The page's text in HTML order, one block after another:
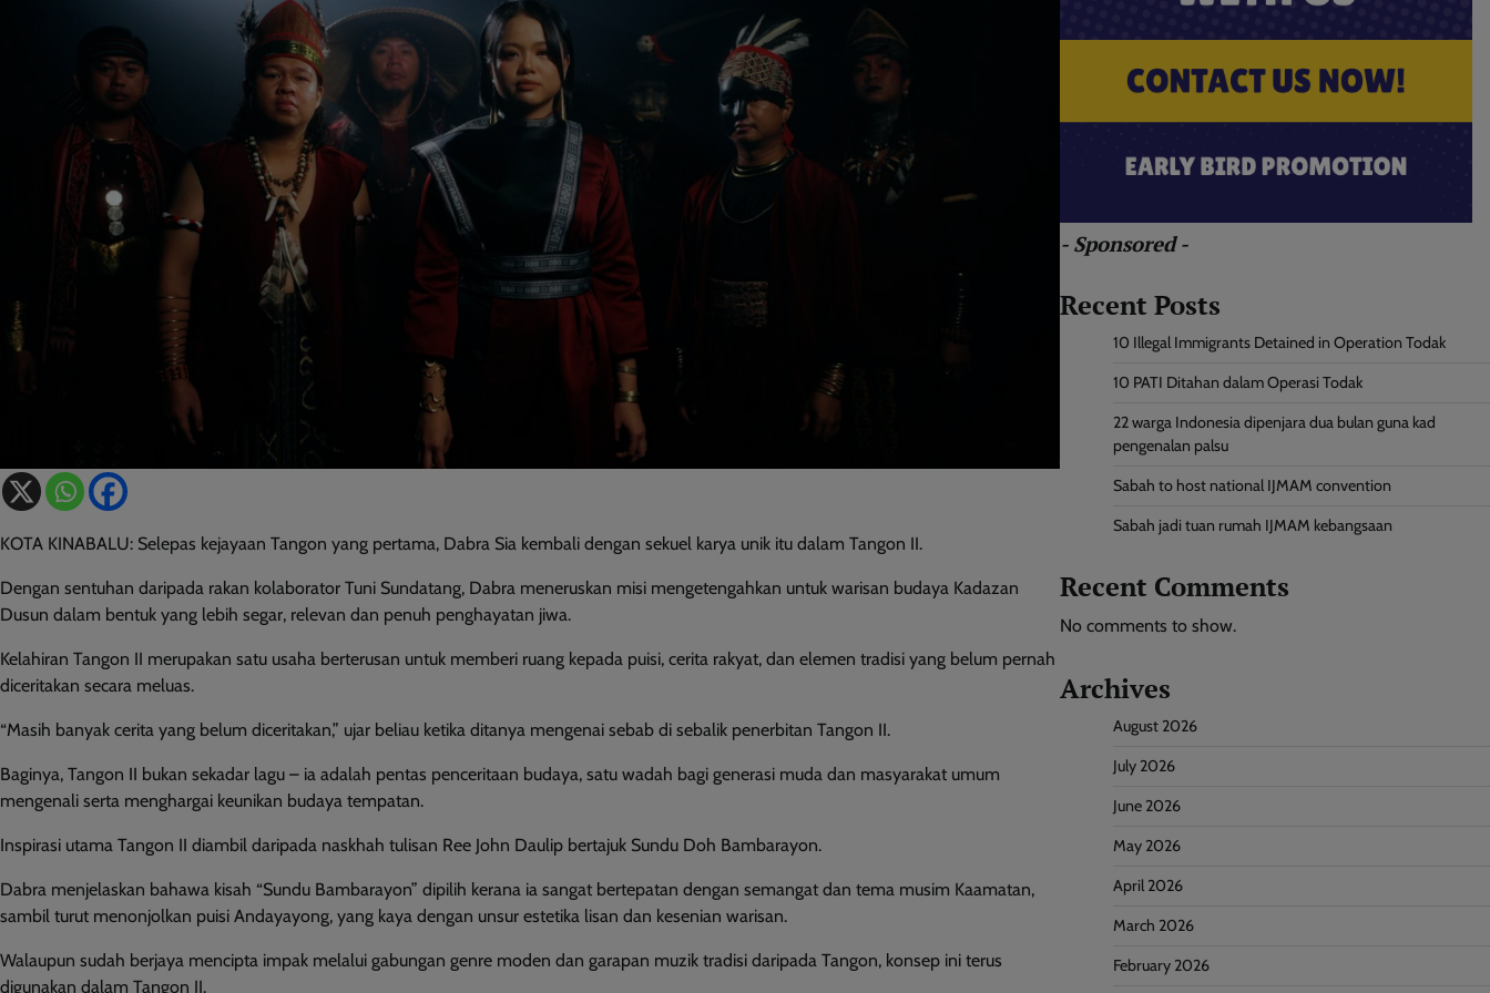
KOTA KINABALU: Selepas kejayaan Tangon yang pertama, Dabra Sia kembali dengan sekuel karya unik itu dalam Tangon II.
Dengan sentuhan daripada rakan kolaborator Tuni Sundatang, Dabra meneruskan misi mengetengahkan untuk warisan budaya Kadazan
Dusun dalam bentuk yang lebih segar, relevan dan penuh penghayatan jiwa.
Kelahiran Tangon II merupakan satu usaha berterusan untuk memberi ruang kepada puisi, cerita rakyat, dan elemen tradisi yang belum pernah
diceritakan secara meluas.
“Masih banyak cerita yang belum diceritakan,” ujar beliau ketika ditanya mengenai sebab di sebalik penerbitan Tangon II.
Baginya, Tangon II bukan sekadar lagu – ia adalah pentas penceritaan budaya, satu wadah bagi generasi muda dan masyarakat umum
mengenali serta menghargai keunikan budaya tempatan.
Inspirasi utama Tangon II diambil daripada naskhah tulisan Ree John Daulip bertajuk Sundu Doh Bambarayon.
Dabra menjelaskan bahawa kisah “Sundu Bambarayon” dipilih kerana ia sangat bertepatan dengan semangat dan tema musim Kaamatan,
sambil turut menonjolkan puisi Andayayong, yang kaya dengan unsur estetika lisan dan kesenian warisan.
Walaupun sudah berjaya mencipta impak melalui gabungan genre moden dan garapan muzik tradisi daripada Tangon, konsep ini terus
digunakan dalam Tangon II.
- Sponsored -
Recent Posts
10 Illegal Immigrants Detained in Operation Todak
10 PATI Ditahan dalam Operasi Todak
22 warga Indonesia dipenjara dua bulan guna kad
pengenalan palsu
Sabah to host national IJMAM convention
Sabah jadi tuan rumah IJMAM kebangsaan
Recent Comments
No comments to show.
Archives
August 2026
July 2026
June 2026
May 2026
April 2026
March 2026
February 2026